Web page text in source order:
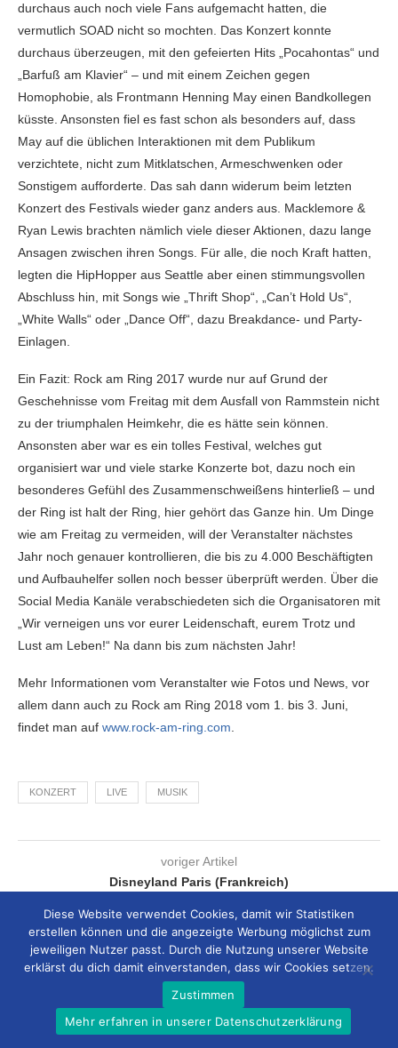
durchaus auch noch viele Fans aufgemacht hatten, die
vermutlich SOAD nicht so mochten. Das Konzert konnte
durchaus überzeugen, mit den gefeierten Hits „Pocahontas“ und
„Barfuß am Klavier“ – und mit einem Zeichen gegen
Homophobie, als Frontmann Henning May einen Bandkollegen
küsste. Ansonsten fiel es fast schon als besonders auf, dass
May auf die üblichen Interaktionen mit dem Publikum
verzichtete, nicht zum Mitklatschen, Armeschwenken oder
Sonstigem aufforderte. Das sah dann widerum beim letzten
Konzert des Festivals wieder ganz anders aus. Macklemore &
Ryan Lewis brachten nämlich viele dieser Aktionen, dazu lange
Ansagen zwischen ihren Songs. Für alle, die noch Kraft hatten,
legten die HipHopper aus Seattle aber einen stimmungsvollen
Abschluss hin, mit Songs wie „Thrift Shop“, „Can’t Hold Us“,
„White Walls“ oder „Dance Off“, dazu Breakdance- und Party-
Einlagen.
Ein Fazit: Rock am Ring 2017 wurde nur auf Grund der
Geschehnisse vom Freitag mit dem Ausfall von Rammstein nicht
zu der triumphalen Heimkehr, die es hätte sein können.
Ansonsten aber war es ein tolles Festival, welches gut
organisiert war und viele starke Konzerte bot, dazu noch ein
besonderes Gefühl des Zusammenschweißens hinterließ – und
der Ring ist halt der Ring, hier gehört das Ganze hin. Um Dinge
wie am Freitag zu vermeiden, will der Veranstalter nächstes
Jahr noch genauer kontrollieren, die bis zu 4.000 Beschäftigten
und Aufbauhelfer sollen noch besser überprüft werden. Über die
Social Media Kanäle verabschiedeten sich die Organisatoren mit
„Wir verneigen uns vor eurer Leidenschaft, eurem Trotz und
Lust am Leben!“ Na dann bis zum nächsten Jahr!
Mehr Informationen vom Veranstalter wie Fotos und News, vor
allem dann auch zu Rock am Ring 2018 vom 1. bis 3. Juni,
findet man auf www.rock-am-ring.com.
KONZERT LIVE MUSIK
voriger Artikel
Disneyland Paris (Frankreich)
nächster Artikel
„Hacksaw Ridge – Die Entscheidung“
RELATED ARTICLES
Diese Website verwendet Cookies, damit wir Statistiken
erstellen können und die angezeigte Werbung möglichst zum
jeweiligen Nutzer passt. Durch die Nutzung unserer Website
erklärst du dich damit einverstanden, dass wir Cookies setzen.
Zustimmen
Mehr erfahren in unserer Datenschutzerklärung